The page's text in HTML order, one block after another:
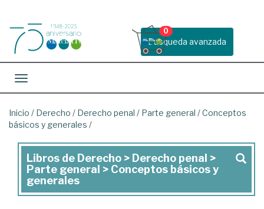
Busqueda avanzada
0
Toggle navigation
Inicio / Derecho / Derecho penal / Parte general /Conceptos
básicos y generales /
Libros
de
Derecho
Libros de Derecho > Derecho penal >
Parte general > Conceptos básicos y
generales